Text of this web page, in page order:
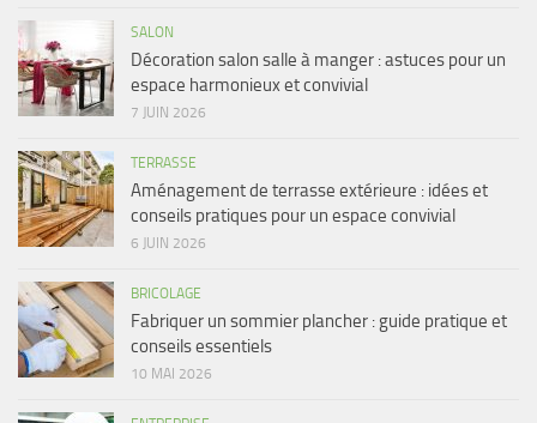
SALON
Décoration salon salle à manger : astuces pour un
espace harmonieux et convivial
7 JUIN 2026
TERRASSE
Aménagement de terrasse extérieure : idées et
conseils pratiques pour un espace convivial
6 JUIN 2026
BRICOLAGE
Fabriquer un sommier plancher : guide pratique et
conseils essentiels
10 MAI 2026